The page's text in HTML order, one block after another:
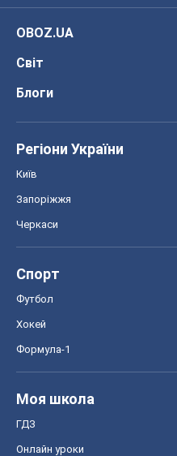
OBOZ.UA
Світ
Блоги
Регіони України
Київ
Запоріжжя
Черкаси
Спорт
Футбол
Хокей
Формула-1
Моя школа
ГДЗ
Онлайн уроки